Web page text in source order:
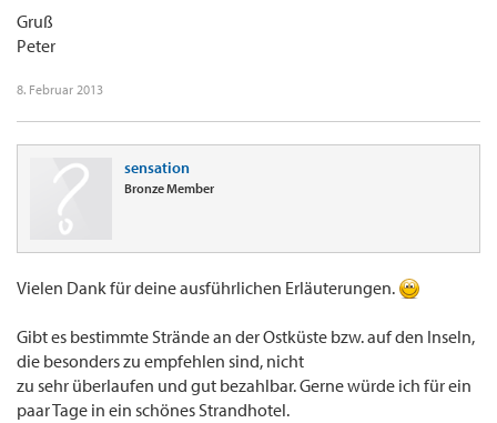
Gruß
Peter
8. Februar 2013
sensation
Bronze Member
Vielen Dank für deine ausführlichen Erläuterungen.
Gibt es bestimmte Strände an der Ostküste bzw. auf den Inseln,
die besonders zu empfehlen sind, nicht
zu sehr überlaufen und gut bezahlbar. Gerne würde ich für ein
paar Tage in ein schönes Strandhotel.